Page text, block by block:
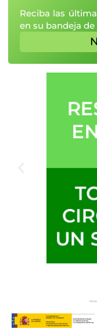
Reciba las
en su bandeja de